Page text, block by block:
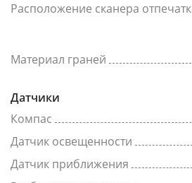
Расположение сканера
Материал граней
Датчики
Компас
Датчик освещенности
Датчик приближения